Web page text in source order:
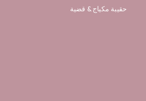
حقيبة مكياج & قضية